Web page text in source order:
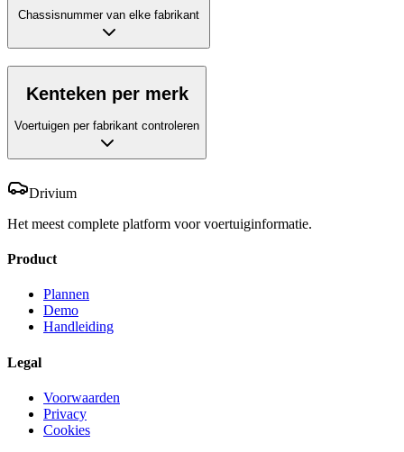
Chassisnummer van elke fabrikant
Kenteken per merk
Voertuigen per fabrikant controleren
Drivium
Het meest complete platform voor voertuiginformatie.
Product
Plannen
Demo
Handleiding
Legal
Voorwaarden
Privacy
Cookies